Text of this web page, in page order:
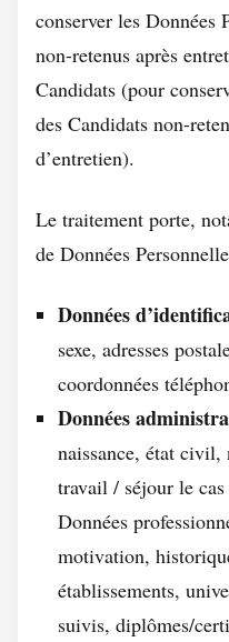
conserver les Données
non-retenus après
Candidats (pour
des Candidats non-
d’entretien).
Le traitement porte,
de Données
Données
sexe, adresses
coordonnées
Données
naissance, état
travail / séjour le cas
Données
motivation,
établissements,
suivis, diplômes/